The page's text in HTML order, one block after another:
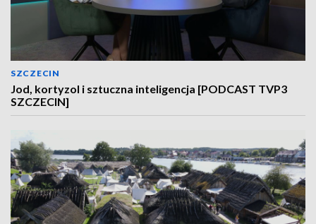
SZCZECIN
Jod, kortyzol i sztuczna inteligencja [PODCAST TVP3
SZCZECIN]